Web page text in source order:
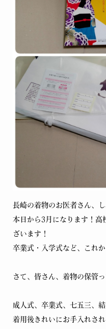
長崎の着物のお医者さん、
本日から3月になります！高
ざいます！
卒業式・入学式など、これ
さて、皆さん、着物の保管
成人式、卒業式、七五三、
着用後きれいにお手入れされ